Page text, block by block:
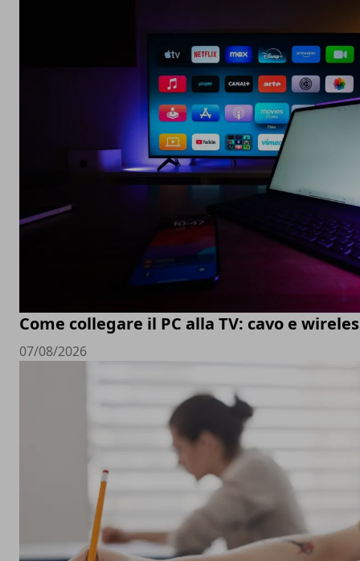
Come collegare il PC alla TV: cavo e
07/08/2026